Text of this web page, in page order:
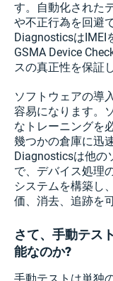
す。自動化された
や不正行為を回避
DiagnosticsはIMEI
GSMA Device
スの真正性を保証
ソフトウェアの導
容易になります。
なトレーニングを
幾つかの倉庫に迅
Diagnosticsは他の
で、デバイス処理
システムを構築し
価、消去、追跡を
さて、手動テス
能なのか?